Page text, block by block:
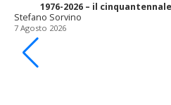
1976-2026 – il
Stefano Sorvino
7 Agosto 2026